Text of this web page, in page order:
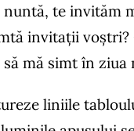
te invităm
invitații
mă simt în ziua
liniile